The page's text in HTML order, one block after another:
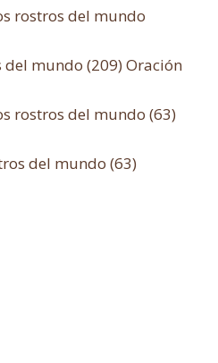
rostros del mundo
del mundo (209) Oración
rostros del mundo (63)
del mundo (63)